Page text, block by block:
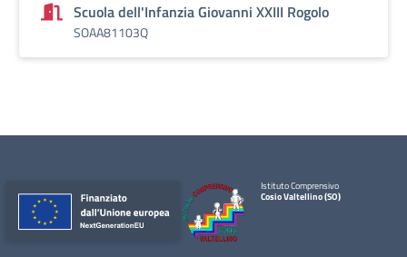
Scuola dell'Infanzia Giovanni XXIII Rogolo
SOAA81103Q
Istituto Comprensivo
Cosio Valtellino (SO)